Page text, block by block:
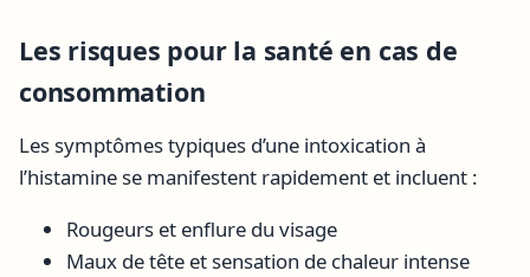
Les risques pour la santé en cas de
consommation
Les symptômes typiques d’une intoxication à
l’histamine se manifestent rapidement et incluent :
Rougeurs et enflure du visage
Maux de tête et sensation de chaleur intense